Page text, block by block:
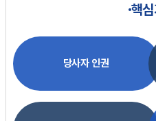
핵
당사자 인권